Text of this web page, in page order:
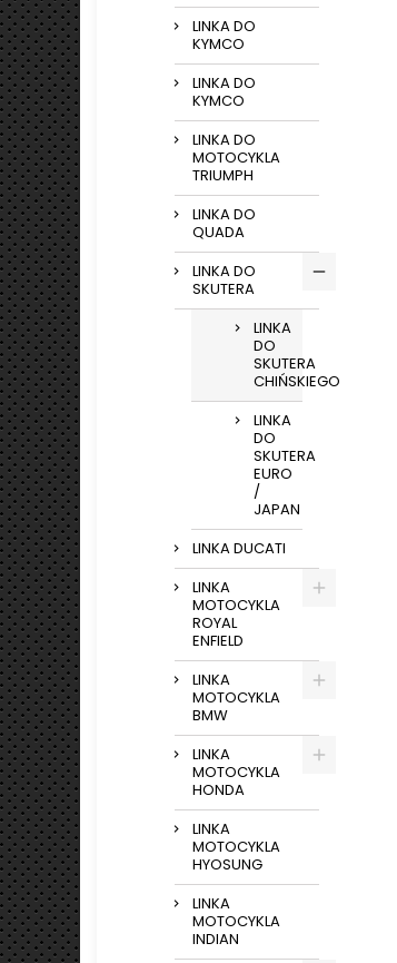
LINKA DO
KYMCO
LINKA DO
KYMCO
LINKA DO
MOTOCYKLA
TRIUMPH
LINKA DO
QUADA
LINKA DO
SKUTERA
LINKA
DO
SKUTERA
CHIŃSKIEGO
LINKA
DO
SKUTERA
EURO
/
JAPAN
LINKA DUCATI
LINKA
MOTOCYKLA
ROYAL
ENFIELD
LINKA
MOTOCYKLA
BMW
LINKA
MOTOCYKLA
HONDA
LINKA
MOTOCYKLA
HYOSUNG
LINKA
MOTOCYKLA
INDIAN